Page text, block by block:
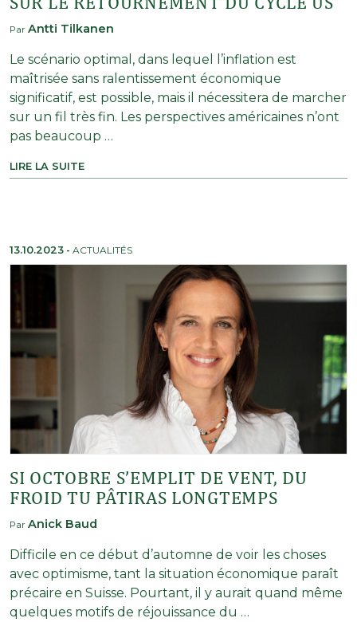
Par Antti Tilkanen
Le scénario optimal, dans lequel l’inflation est
maîtrisée sans ralentissement économique
significatif, est possible, mais il nécessitera de marcher
sur un fil très fin. Les perspectives américaines n’ont
pas beaucoup …
LIRE LA SUITE
13.10.2023 - ACTUALITÉS
SI OCTOBRE S’EMPLIT DE VENT, DU
FROID TU PÂTIRAS LONGTEMPS
Par Anick Baud
Difficile en ce début d’automne de voir les choses
avec optimisme, tant la situation économique paraît
précaire en Suisse. Pourtant, il y aurait quand même
quelques motifs de réjouissance du …